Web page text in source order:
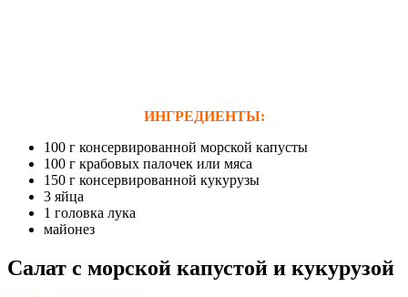
ИНГРЕДИЕНТЫ:
100 г консервированной морской капусты
100 г крабовых палочек или мяса
150 г консервированной кукурузы
3 яйца
1 головка лука
майонез
Салат с морской капустой и кукурузой